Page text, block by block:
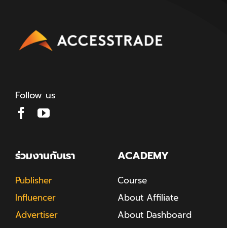
Follow us
ร่วมงานกับเรา
Publisher
Influencer
Advertiser
ACADEMY
Course
About Affiliate
About Dashboard